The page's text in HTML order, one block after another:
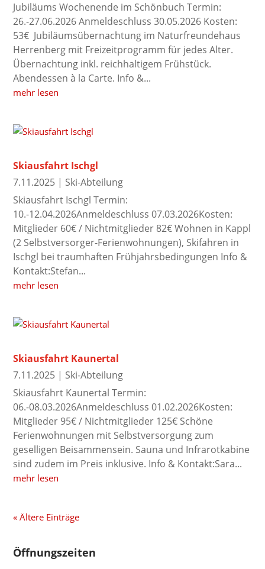
Jubiläums Wochenende im Schönbuch Termin:
26.-27.06.2026 Anmeldeschluss 30.05.2026 Kosten:
53€ Jubiläumsübernachtung im Naturfreundehaus
Herrenberg mit Freizeitprogramm für jedes Alter.
Übernachtung inkl. reichhaltigem Frühstück.
Abendessen à la Carte. Info &...
mehr lesen
Skiausfahrt Ischgl
7.11.2025 | Ski-Abteilung
Skiausfahrt Ischgl Termin:
10.-12.04.2026Anmeldeschluss 07.03.2026Kosten:
Mitglieder 60€ / Nichtmitglieder 82€ Wohnen in Kappl
(2 Selbstversorger-Ferienwohnungen), Skifahren in
Ischgl bei traumhaften Frühjahrsbedingungen Info &
Kontakt:Stefan...
mehr lesen
Skiausfahrt Kaunertal
7.11.2025 | Ski-Abteilung
Skiausfahrt Kaunertal Termin:
06.-08.03.2026Anmeldeschluss 01.02.2026Kosten:
Mitglieder 95€ / Nichtmitglieder 125€ Schöne
Ferienwohnungen mit Selbstversorgung zum
geselligen Beisammensein. Sauna und Infrarotkabine
sind zudem im Preis inklusive. Info & Kontakt:Sara...
mehr lesen
« Ältere Einträge
Öffnungszeiten